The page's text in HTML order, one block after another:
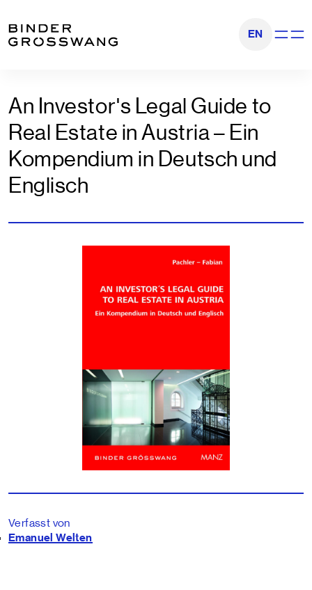
EN
An Investor's Legal Guide to
Real Estate in Austria – Ein
Kompendium in Deutsch und
Englisch
Verfasst von
Emanuel Welten